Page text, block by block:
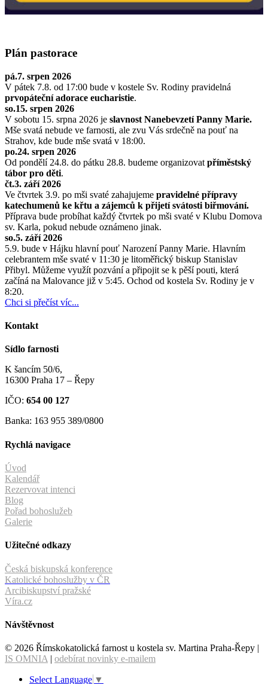
Plán pastorace
pá.7. srpen 2026
V pátek 7.8. od 17:00 bude v kostele Sv. Rodiny pravidelná
prvopáteční adorace eucharistie.
so.15. srpen 2026
V sobotu 15. srpna 2026 je slavnost Nanebevzetí Panny Marie.
Mše svatá nebude ve farnosti, ale zvu Vás srdečně na pouť na
Strahov, kde bude mše svatá v 18:00.
po.24. srpen 2026
Od pondělí 24.8. do pátku 28.8. budeme organizovat příměstský
tábor pro děti.
čt.3. září 2026
Ve čtvrtek 3.9. po mši svaté zahajujeme pravidelné přípravy
katechumenů ke křtu a zájemců k přijetí svátosti biřmování.
Příprava bude probíhat každý čtvrtek po mši svaté v Klubu Domova
sv. Karla, pokud nebude oznámeno jinak.
so.5. září 2026
5.9. bude v Hájku hlavní pouť Narození Panny Marie. Hlavním
celebrantem mše svaté v 11:30 je litoměřický biskup Stanislav
Přibyl. Můžeme využít pozvání a připojit se k pěší pouti, která
začíná na Malovance již v 5:45. Ochod od kostela Sv. Rodiny je v
8:20.
Chci si přečíst víc...
Kontakt
Sídlo farnosti
K šancím 50/6,
16300 Praha 17 – Řepy
IČO: 654 00 127
Banka: 163 955 389/0800
Rychlá navigace
Úvod
Kalendář
Rezervovat intenci
Blog
Pořad bohoslužeb
Galerie
Užitečné odkazy
Česká biskupská konference
Katolické bohoslužby v ČR
Arcibiskupství pražské
Víra.cz
Návštěvnost
© 2026 Římskokatolická farnost u kostela sv. Martina Praha-Řepy |
IS OMNIA | odebírat novinky e-mailem
Select Language ▼